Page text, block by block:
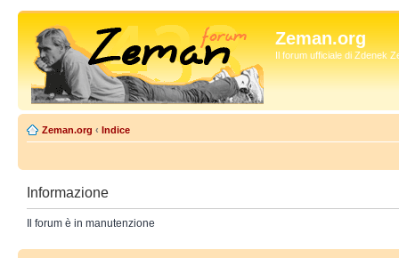
Zeman.org
Il forum ufficiale di Zdenek
Zeman.org ‹ Indice
Informazione
Il forum è in manutenzione